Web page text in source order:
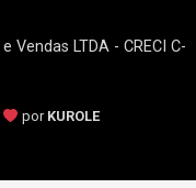
LTDA - CRECI C-
por KUROLE